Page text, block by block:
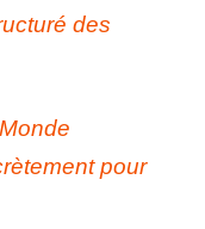
des
pour